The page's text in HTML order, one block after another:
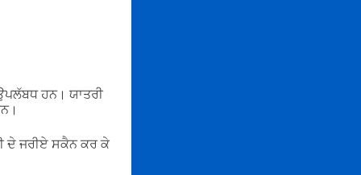
ਹਨ। ਯਾਤਰੀ
ਦੇ ਜਰੀਏ ਸਕੈਨ ਕਰ ਕੇ